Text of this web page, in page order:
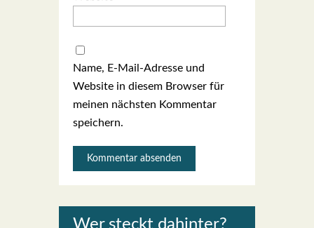
Name, E-Mail-Adresse und
Website in diesem Browser für
meinen nächsten Kommentar
speichern.
Wer steckt dahin­ter?